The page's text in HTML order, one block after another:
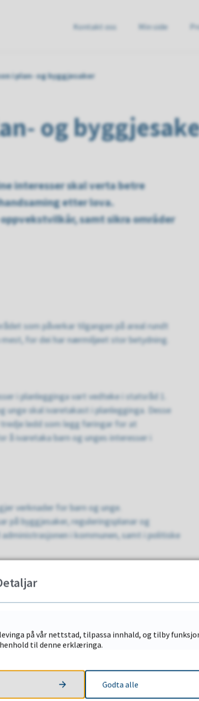
Kontakt oss Min side
i plan- og byggjesaker
og
interesser skal verta betre
etter lova.
samt sikra områder
som påverkar tilgangen på areal rundt
for dei har nærmiljøet stor betydning.
i planlegginga vart vedteke i statsråd 1.
unge skal ivaretakast i planlegginga. Desse
ledd som legg føringar for at
ivaretaka barn og unges interesser i
verknader for barn og unge.
på byggjesaker, reguleringsplanar og
i kommunen, samt i politiske
seg elementer som Barnas talsperson
på vår nettstad, tilpassa innhald, og tilby
til denne erklæringa.
Godta alle